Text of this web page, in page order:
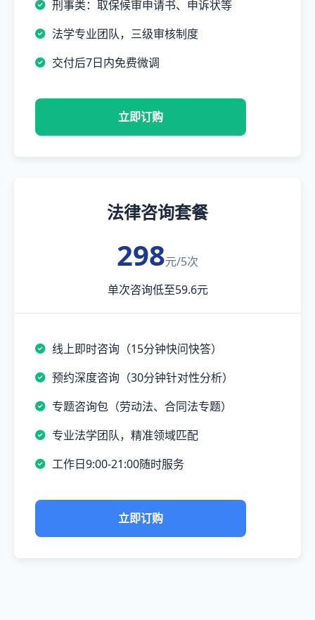
刑事类：取保候审申请书、申诉状等
法学专业团队，三级审核制度
交付后7日内免费微调
立即订购
法律咨询套餐
298元/5次
单次咨询低至59.6元
线上即时咨询（15分钟快问快答）
预约深度咨询（30分钟针对性分析）
专题咨询包（劳动法、合同法专题）
专业法学团队，精准领域匹配
工作日9:00-21:00随时服务
立即订购